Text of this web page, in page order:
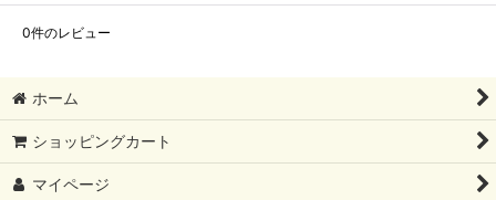
0件のレビュー
ホーム
ショッピングカート
マイページ